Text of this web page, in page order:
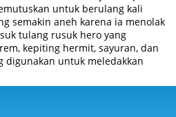
untuk berulang kali
semakin aneh karena ia menolak
tulang rusuk hero yang
kepiting hermit, sayuran, dan
digunakan untuk meledakkan